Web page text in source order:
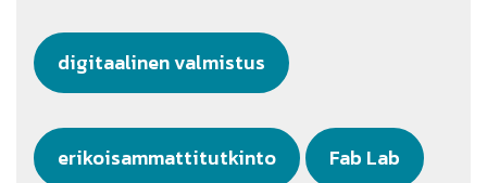
digitaalinen valmistus
erikoisammattitutkinto Fab Lab